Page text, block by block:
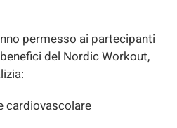
permesso ai partecipanti
del Nordic Workout,
cardiovascolare